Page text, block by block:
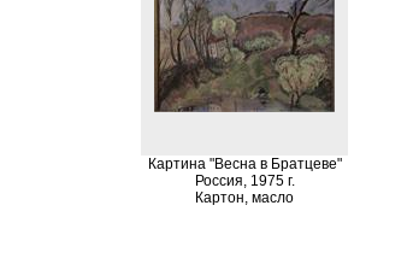
Картина "Весна в Братцеве"
Россия, 1975 г.
Картон, масло